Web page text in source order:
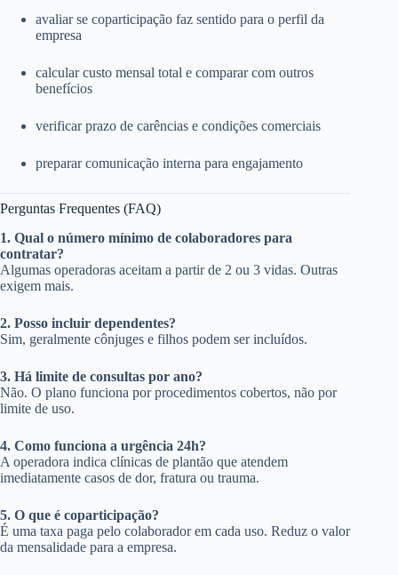
avaliar se coparticipação faz sentido para o perfil da
empresa
calcular custo mensal total e comparar com outros
benefícios
verificar prazo de carências e condições comerciais
preparar comunicação interna para engajamento
Perguntas Frequentes (FAQ)
1. Qual o número mínimo de colaboradores para
contratar?
Algumas operadoras aceitam a partir de 2 ou 3 vidas. Outras
exigem mais.
2. Posso incluir dependentes?
Sim, geralmente cônjuges e filhos podem ser incluídos.
3. Há limite de consultas por ano?
Não. O plano funciona por procedimentos cobertos, não por
limite de uso.
4. Como funciona a urgência 24h?
A operadora indica clínicas de plantão que atendem
imediatamente casos de dor, fratura ou trauma.
5. O que é coparticipação?
É uma taxa paga pelo colaborador em cada uso. Reduz o valor
da mensalidade para a empresa.